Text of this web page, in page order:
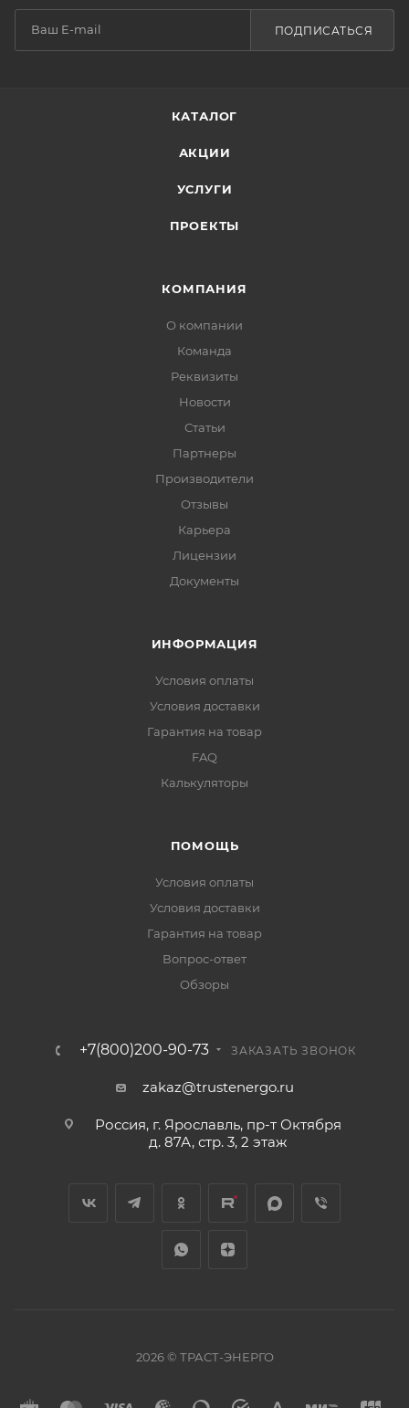
ПОДПИСАТЬСЯ
КАТАЛОГ
АКЦИИ
УСЛУГИ
ПРОЕКТЫ
КОМПАНИЯ
О компании
Команда
Реквизиты
Новости
Статьи
Партнеры
Производители
Отзывы
Карьера
Лицензии
Документы
ИНФОРМАЦИЯ
Условия оплаты
Условия доставки
Гарантия на товар
FAQ
Калькуляторы
ПОМОЩЬ
Условия оплаты
Условия доставки
Гарантия на товар
Вопрос-ответ
Обзоры
+7(800)200-90-73 ЗАКАЗАТЬ ЗВОНОК
zakaz@trustenergo.ru
Россия, г. Ярославль, пр-т Октября
д. 87А, стр. 3, 2 этаж
2026 © ТРАСТ-ЭНЕРГО